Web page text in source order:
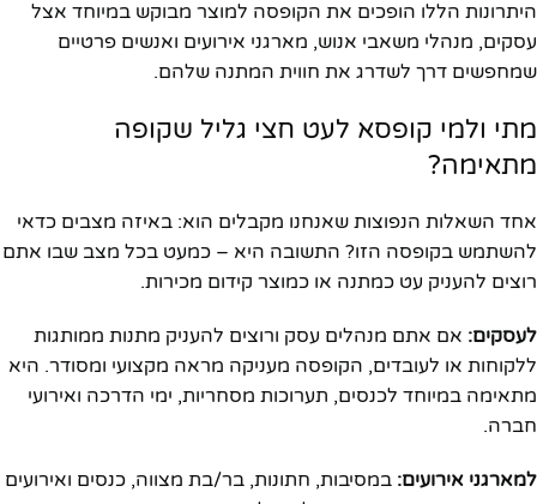
היתרונות הללו הופכים את הקופסה למוצר מבוקש במיוחד אצל
עסקים, מנהלי משאבי אנוש, מארגני אירועים ואנשים פרטיים
שמחפשים דרך לשדרג את חווית המתנה שלהם.
מתי ולמי קופסא לעט חצי גליל שקופה
מתאימה?
אחד השאלות הנפוצות שאנחנו מקבלים הוא: באיזה מצבים כדאי
להשתמש בקופסה הזו? התשובה היא – כמעט בכל מצב שבו אתם
רוצים להעניק עט כמתנה או כמוצר קידום מכירות.
לעסקים: אם אתם מנהלים עסק ורוצים להעניק מתנות ממותגות
ללקוחות או לעובדים, הקופסה מעניקה מראה מקצועי ומסודר. היא
מתאימה במיוחד לכנסים, תערוכות מסחריות, ימי הדרכה ואירועי
חברה.
למארגני אירועים: במסיבות, חתונות, בר/בת מצווה, כנסים ואירועים